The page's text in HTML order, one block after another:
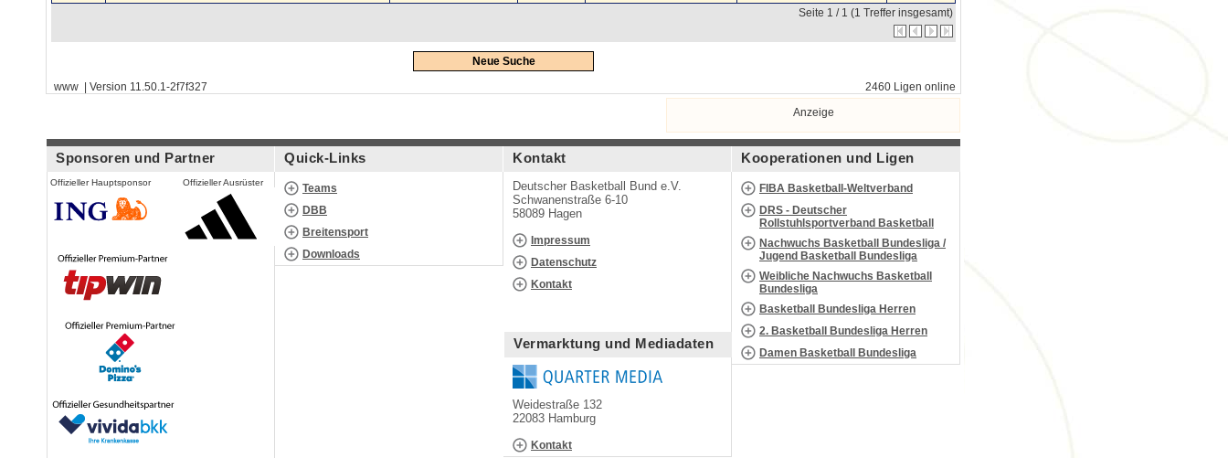
Seite 1 / 1 (1 Treffer insgesamt)
Neue Suche
www | Version 11.50.1-2f7f327
2460 Ligen online
Anzeige
Sponsoren und Partner
Offizieller Hauptsponsor Offizieller Ausrüster
Quick-Links
Teams
DBB
Breitensport
Downloads
Kontakt
Deutscher Basketball Bund e.V.
Schwanenstraße 6-10
58089 Hagen
Impressum
Datenschutz
Kontakt
Vermarktung und Mediadaten
Weidestraße 132
22083 Hamburg
Kontakt
Kooperationen und Ligen
FIBA Basketball-Weltverband
DRS - Deutscher
Rollstuhlsportverband Basketball
Nachwuchs Basketball Bundesliga /
Jugend Basketball Bundesliga
Weibliche Nachwuchs Basketball
Bundesliga
Basketball Bundesliga Herren
2. Basketball Bundesliga Herren
Damen Basketball Bundesliga